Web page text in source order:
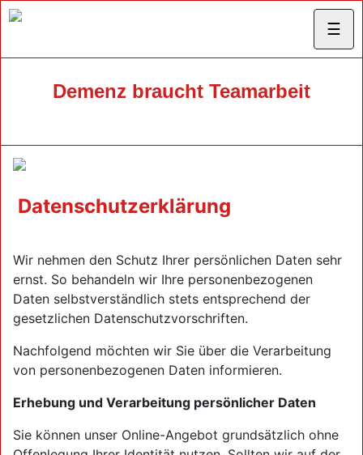
☰
Demenz braucht Teamarbeit
Datenschutzerklärung
Wir nehmen den Schutz Ihrer persönlichen Daten sehr
ernst. So behandeln wir Ihre personenbezogenen
Daten selbstverständlich stets entsprechend der
gesetzlichen Datenschutzvorschriften.
Nachfolgend möchten wir Sie über die Verarbeitung
von personenbezogenen Daten informieren.
Erhebung und Verarbeitung persönlicher Daten
Sie können unser Online-Angebot grundsätzlich ohne